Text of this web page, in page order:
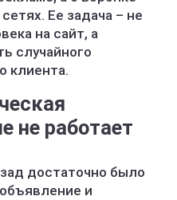
Ее задача – не
на сайт, а
случайного
клиента.
не работает
достаточно было
и